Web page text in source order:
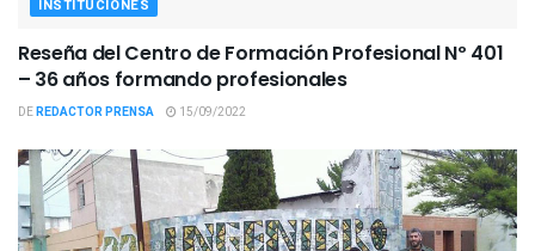
INSTITUCIONES
Reseña del Centro de Formación Profesional Nº 401
– 36 años formando profesionales
DEREDACTOR PRENSA 15/09/2022